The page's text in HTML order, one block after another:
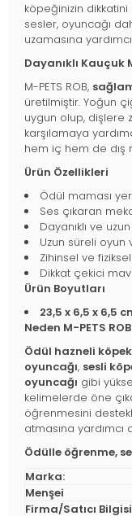
köpeğinizin dikkatini
sesler, oyuncağı
uzamasına
Dayanıklı Kauçuk
M-PETS ROB,
üretilmiştir. Yoğun
uygun olup, dişlere
karşılamaya
hem iç hem de dış
Ürün Özellikleri
Ödül maması
Ses çıkaran
Dayanıklı ve
Uzun süreli
Zihinsel ve
Dikkat çekici
Ürün Boyutları
23,5 x 6,5 x 6,5
Neden M-PETS
Ödül hazneli
oyuncağı, sesli
oyuncağı gibi
kelimelerde öne
öğrenmesini
atmasına
Ödülle öğrenme,
Marka:
Menşei
Firma/Satıcı Bilgisi